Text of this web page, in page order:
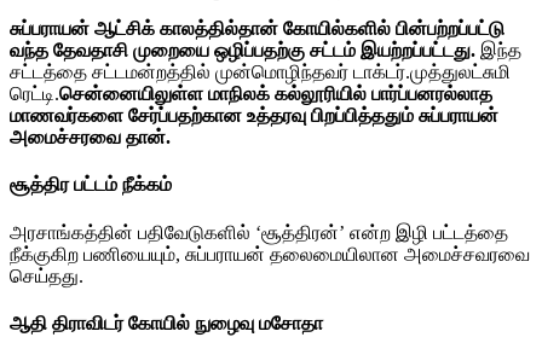
சுப்பராயன் ஆட்சிக் காலத்தில்தான் கோயில்களில் பின்பற்றப்பட்டு
வந்த தேவதாசி முறையை ஒழிப்பதற்கு சட்டம் இயற்றப்பட்டது. இந்த
சட்டத்தை சட்டமன்றத்தில் முன்மொழிந்தவர் டாக்டர்.முத்துலட்சுமி
ரெட்டி.சென்னையிலுள்ள மாநிலக் கல்லூரியில் பார்ப்பனரல்லாத
மாணவர்களை சேர்ப்பதற்கான உத்தரவு பிறப்பித்ததும் சுப்பராயன்
அமைச்சரவை தான்.
சூத்திர பட்டம் நீக்கம்
அரசாங்கத்தின் பதிவேடுகளில் ‘சூத்திரன்’ என்ற இழி பட்டத்தை
நீக்குகிற பணியையும், சுப்பராயன் தலைமையிலான அமைச்சவரவை
செய்தது.
ஆதி திராவிடர் கோயில் நுழைவு மசோதா